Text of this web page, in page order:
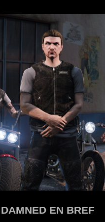
EN BREF